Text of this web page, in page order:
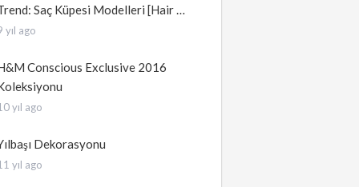
Saç Küpesi Modelleri [Hair …
yıl ago
Conscious Exclusive 2016
yıl ago
Dekorasyonu
yıl ago